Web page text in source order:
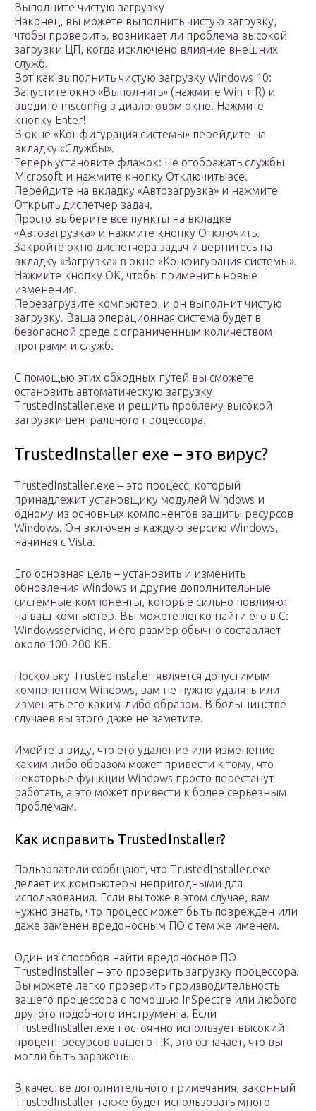
Выполните чистую загрузку
Наконец, вы можете выполнить чистую загрузку,
чтобы проверить, возникает ли проблема высокой
загрузки ЦП, когда исключено влияние внешних
служб.
Вот как выполнить чистую загрузку Windows 10:
Запустите окно «Выполнить» (нажмите Win + R) и
введите msconfig в диалоговом окне. Нажмите
кнопку Enter!
В окне «Конфигурация системы» перейдите на
вкладку «Службы».
Теперь установите флажок: Не отображать службы
Microsoft и нажмите кнопку Отключить все.
Перейдите на вкладку «Автозагрузка» и нажмите
Открыть диспетчер задач.
Просто выберите все пункты на вкладке
«Автозагрузка» и нажмите кнопку Отключить.
Закройте окно диспетчера задач и вернитесь на
вкладку «Загрузка» в окне «Конфигурация системы».
Нажмите кнопку ОК, чтобы применить новые
изменения.
Перезагрузите компьютер, и он выполнит чистую
загрузку. Ваша операционная система будет в
безопасной среде с ограниченным количеством
программ и служб.
С помощью этих обходных путей вы сможете
остановить автоматическую загрузку
TrustedInstaller.exe и решить проблему высокой
загрузки центрального процессора.
TrustedInstaller exe – это вирус?
TrustedInstaller.exe – это процесс, который
принадлежит установщику модулей Windows и
одному из основных компонентов защиты ресурсов
Windows. Он включен в каждую версию Windows,
начиная с Vista.
Его основная цель – установить и изменить
обновления Windows и другие дополнительные
системные компоненты, которые сильно повлияют
на ваш компьютер. Вы можете легко найти его в C:
Windowsservicing, и его размер обычно составляет
около 100-200 КБ.
Поскольку TrustedInstaller является допустимым
компонентом Windows, вам не нужно удалять или
изменять его каким-либо образом. В большинстве
случаев вы этого даже не заметите.
Имейте в виду, что его удаление или изменение
каким-либо образом может привести к тому, что
некоторые функции Windows просто перестанут
работать, а это может привести к более серьезным
проблемам.
Как исправить TrustedInstaller?
Пользователи сообщают, что TrustedInstaller.exe
делает их компьютеры непригодными для
использования. Если вы тоже в этом случае, вам
нужно знать, что процесс может быть поврежден или
даже заменен вредоносным ПО с тем же именем.
Один из способов найти вредоносное ПО
TrustedInstaller – это проверить загрузку процессора.
Вы можете легко проверить производительность
вашего процессора с помощью InSpectre или любого
другого подобного инструмента. Если
TrustedInstaller.exe постоянно использует высокий
процент ресурсов вашего ПК, это означает, что вы
могли быть заражены.
В качестве дополнительного примечания, законный
TrustedInstaller также будет использовать много